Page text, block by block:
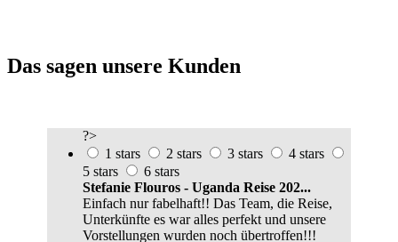
Das sagen unsere Kunden
?>
1 stars
2 stars 3 stars
4 stars
5 stars
6 stars
Stefanie Flouros - Uganda Reise 202...
Einfach nur fabelhaft!! Das Team, die Reise,
Unterkünfte es war alles perfekt und unsere
Vorstellungen wurden noch übertroffen!!!